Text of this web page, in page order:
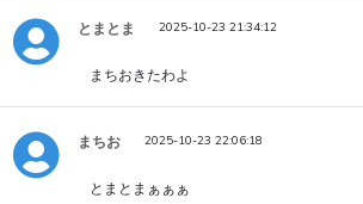
とまとま 2025-10-23 21:34:12
まちおきたわよ
まちお 2025-10-23 22:06:18
とまとまぁぁぁ